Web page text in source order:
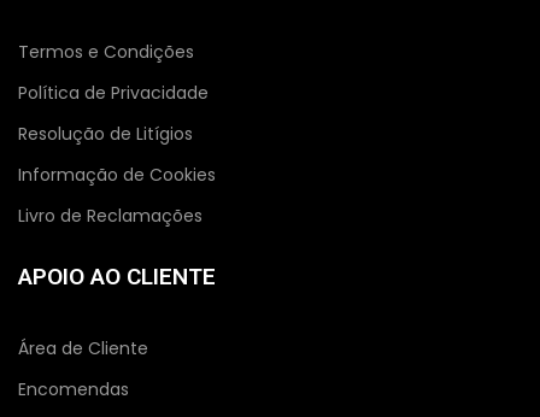
Termos e Condições
Política de Privacidade
Resolução de Litígios
Informação de Cookies
Livro de Reclamações
APOIO AO CLIENTE
Área de Cliente
Encomendas